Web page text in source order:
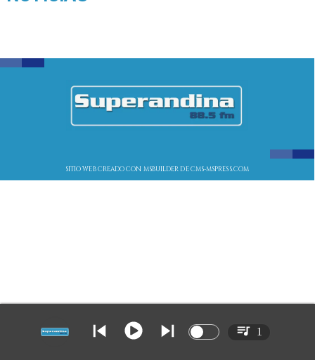
SITIO WEB CREADO CON MSBUILDER DE CMS-MSPRESS.COM
1